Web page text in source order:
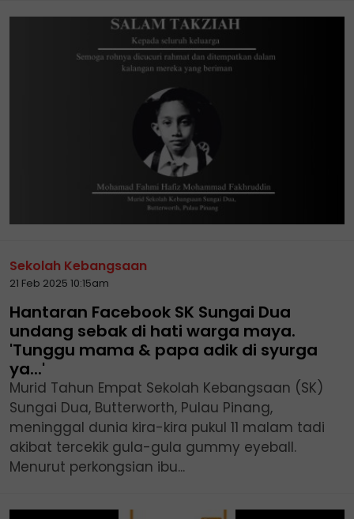
Sekolah Kebangsaan
21 Feb 2025 10:15am
Hantaran Facebook SK Sungai Dua
undang sebak di hati warga maya.
'Tunggu mama & papa adik di syurga
ya...'
Murid Tahun Empat Sekolah Kebangsaan (SK)
Sungai Dua, Butterworth, Pulau Pinang,
meninggal dunia kira-kira pukul 11 malam tadi
akibat tercekik gula-gula gummy eyeball.
Menurut perkongsian ibu...